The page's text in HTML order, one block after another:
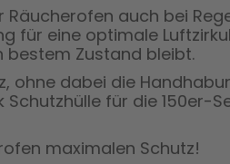
auch bei
für eine optimale
bestem Zustand bleibt.
ohne dabei die
für die 150er-
maximalen Schutz!